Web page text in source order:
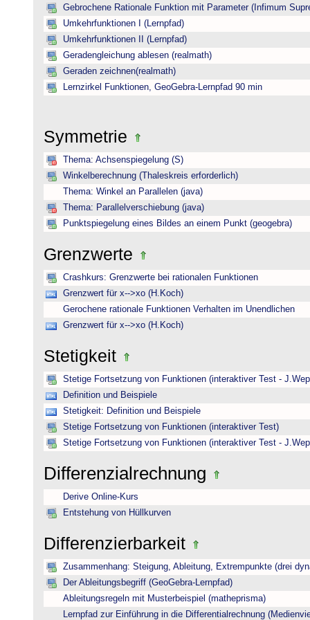
Gebrochene Rationale Funktion mit Parameter (Infimum
Umkehrfunktionen I (Lernpfad)
Umkehrfunktionen II (Lernpfad)
Geradengleichung ablesen (realmath)
Geraden zeichnen(realmath)
Lernzirkel Funktionen, GeoGebra-Lernpfad 90 min
Symmetrie
Thema: Achsenspiegelung (S)
Winkelberechnung (Thaleskreis erforderlich)
Thema: Winkel an Parallelen (java)
Thema: Parallelverschiebung (java)
Punktspiegelung eines Bildes an einem Punkt (geogebra)
Grenzwerte
Crashkurs: Grenzwerte bei rationalen Funktionen
Grenzwert für x-->xo (H.Koch)
Gerochene rationale Funktionen Verhalten im Unendlichen
Grenzwert für x-->xo (H.Koch)
Stetigkeit
Stetige Fortsetzung von Funktionen (interaktiver Test -
Definition und Beispiele
Stetigkeit: Definition und Beispiele
Stetige Fortsetzung von Funktionen (interaktiver Test)
Stetige Fortsetzung von Funktionen (interaktiver Test -
Differenzialrechnung
Derive Online-Kurs
Entstehung von Hüllkurven
Differenzierbarkeit
Zusammenhang: Steigung, Ableitung, Extrempunkte (drei
Der Ableitungsbegriff (GeoGebra-Lernpfad)
Ableitungsregeln mit Musterbeispiel (matheprisma)
Lernpfad zur Einführung in die Differentialrechnung